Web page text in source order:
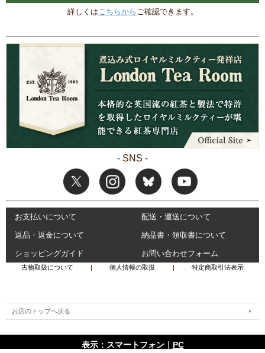
詳しくは こちらから ご確認できます。
- SNS -
お支払いについて 配送・運送について
返品・返金について 納品書・領収書について
ショッピングガイド お問い合わせフォーム
古物取扱について | 個人情報の取扱 | 特定商取引法表示
お店のトップへ戻る
表示：スマートフォン｜ PC